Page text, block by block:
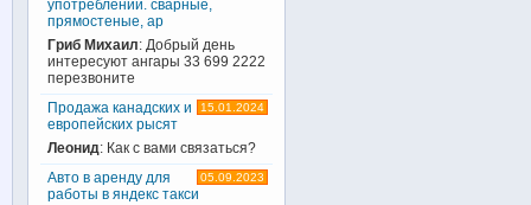
употреблении. сварные,
прямостеные, ар
Гриб Михаил: Добрый день
интересуют ангары 33 699 2222
перезвоните
15.01.2024
Продажа канадских и
европейских рысят
Леонид: Как с вами связаться?
05.09.2023
Авто в аренду для
работы в яндекс такси